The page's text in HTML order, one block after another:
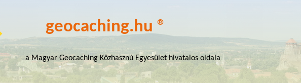
geocaching.hu ®
a Magyar Geocaching Közhasznú Egyesület hivatalos oldala